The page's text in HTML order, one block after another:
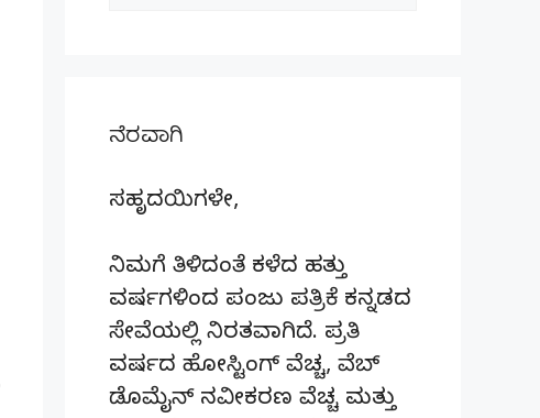
ನೆರವಾಗಿ
ಸಹೃದಯಿಗಳೇ,
ನಿಮಗೆ ತಿಳಿದಂತೆ ಕಳೆದ ಹತ್ತು
ವರ್ಷಗಳಿಂದ ಪಂಜು ಪತ್ರಿಕೆ ಕನ್ನಡದ
ಸೇವೆಯಲ್ಲಿ ನಿರತವಾಗಿದೆ. ಪ್ರತಿ
ವರ್ಷದ ಹೋಸ್ಟಿಂಗ್‌ ವೆಚ್ಚ, ವೆಬ್‌
ಡೊಮೈನ್‌ ನವೀಕರಣ ವೆಚ್ಚ ಮತ್ತು